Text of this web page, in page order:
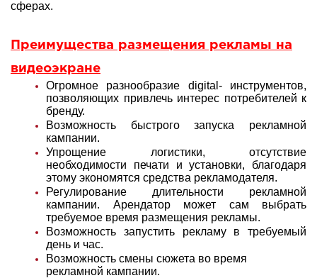
сферах.
Преимущества размещения рекламы на
видеоэкране
Огромное разнообразие digital- инструментов,
позволяющих привлечь интерес потребителей к
бренду.
Возможность быстрого запуска рекламной
кампании.
Упрощение логистики, отсутствие
необходимости печати и установки, благодаря
этому экономятся средства рекламодателя.
Регулирование длительности рекламной
кампании. Арендатор может сам выбрать
требуемое время размещения рекламы.
Возможность запустить рекламу в требуемый
день и час.
Возможность смены сюжета во время
рекламной кампании.